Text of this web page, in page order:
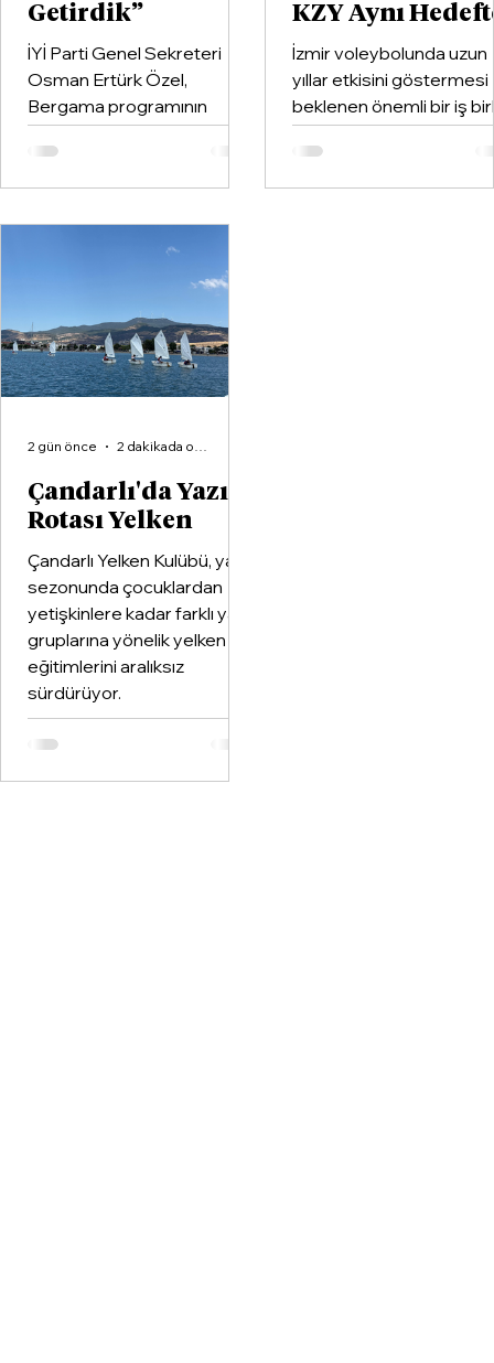
Getirdik”
İYİ Parti Genel Sekreteri
Osman Ertürk Özel,
Bergama programının
ardından geldiği Dikili’de
partisinin ilçe teşkilatıyla
buluştu.
KZY Aynı
İzmir voleybolunda uzun
yıllar etkisini göstermesi
beklenen önemli bir iş
hayata geçirildi. Kentin
kulüplerinden Göztepe
Spor Kulübü ile İzmir'in en
Çandarlı'da Yazın
Rotası Yelken
Çandarlı Yelken Kulübü, yaz
sezonunda çocuklardan
yetişkinlere kadar farklı yaş
gruplarına yönelik yelken
eğitimlerini aralıksız
sürdürüyor.
2 gün önce 2 dakikada okunur